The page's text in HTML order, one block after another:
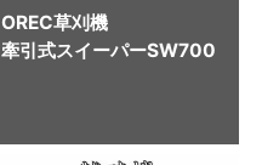
OREC草刈機
牽引式スイーパーSW700